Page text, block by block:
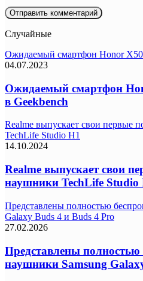
Случайные
Ожидаемый смартфон Honor X50
04.07.2023
Ожидаемый смартфон
в Geekbench
Realme выпускает свои первые
TechLife Studio H1
14.10.2024
Realme выпускает свои
наушники TechLife Studio
Представлены полностью
Galaxy Buds 4 и Buds 4 Pro
27.02.2026
Представлены полностью
наушники Samsung